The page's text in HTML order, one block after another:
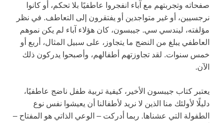
صفحاته وتجربتهم مع آباء انفجروا عاطفيًا بلا تحكم، أو كانوا
نرجسيين، أو غير متواجدين أو يفتقرون إلى التعاطف. في نظر
مؤلفته، ليندسي سي. جيبسون، كان هؤلاء آباء لم يكن نموهم
العاطفي يبلغ من النضج ما يتجاوز، على سبيل المثال، أربع أو
خمس سنوات. لقد تجاوزتهم أطفالهم، وأصبحوا يدركون ذلك
الآن.
يعتبر كتاب جيبسون الأخير، كيفية تربية طفل ناضج عاطفيًا،
دليلًا لأولئك منا الذين لا نريد لأطفالنا أن يعيشوا نفس نوع
الطفولة التي عشناها. ربما أدركت – الوعي الذاتي هو المفتاح –